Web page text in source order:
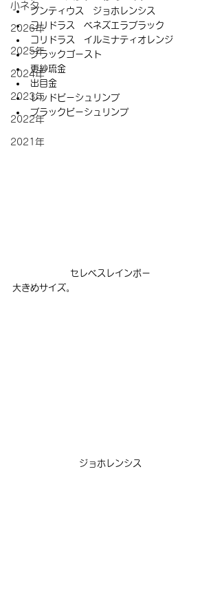
小ネタ
2026年
2025年
2024年
2023年
2022年
2021年
プンティウス　ジョホレンシス
コリドラス　ベネズエラブラック
コリドラス　イルミナティオレンジ
ブラックゴースト
更紗琉金
出目金
レッドビーシュリンプ
ブラックビーシュリンプ
セレベスレインボー
大きめサイズ。
ジョホレンシス